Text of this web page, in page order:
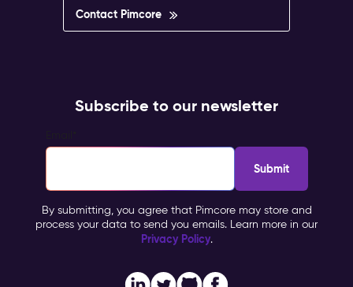
Contact Pimcore
Subscribe to our newsletter
By submitting, you agree that Pimcore may store and
process your data to send you emails. Learn more in our
Privacy Policy.